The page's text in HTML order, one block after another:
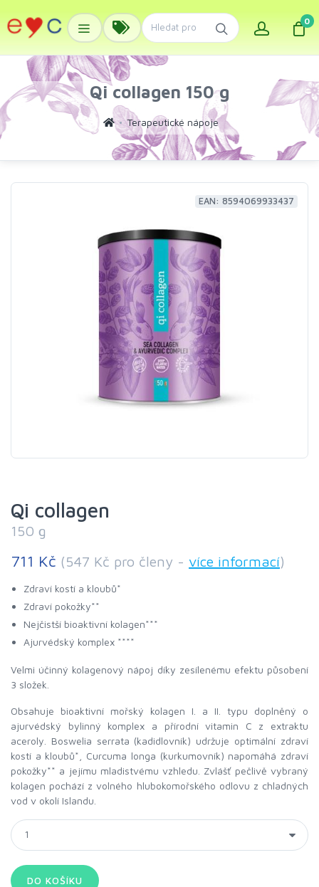
0
Qi collagen 150 g
Terapeutické nápoje
EAN: 8594069933437
Qi collagen
150 g
711 Kč (547 Kč pro členy - více informací)
Zdraví kostí a kloubů*
Zdraví pokožky**
Nejčistší bioaktivní kolagen***
Ajurvédský komplex ****
Velmi účinný kolagenový nápoj díky zesílenému efektu působení
3 složek.
Obsahuje bioaktivní mořský kolagen I. a II. typu doplněný o
ajurvédský bylinný komplex a přírodní vitamin C z extraktu
aceroly. Boswelia serrata (kadidlovník) udržuje optimální zdraví
kostí a kloubů*, Curcuma longa (kurkumovník) napomáhá zdraví
pokožky** a jejímu mladistvému vzhledu. Zvlášť pečlivě vybraný
kolagen pochází z volného hlubokomořského odlovu z chladných
vod v okolí Islandu.